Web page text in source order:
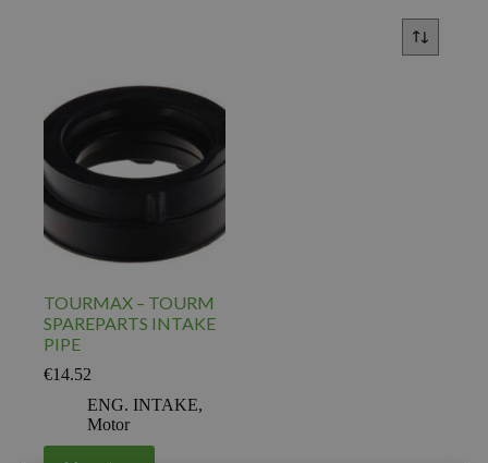
TOURMAX – TOURM
SPAREPARTS INTAKE
PIPE
€14.52
ENG. INTAKE,
Motor